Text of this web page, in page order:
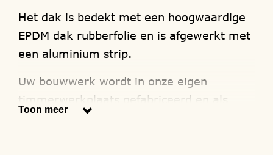
Het dak is bedekt met een hoogwaardige
EPDM dak rubberfolie en is afgewerkt met
een aluminium strip.
Uw bouwwerk wordt in onze eigen
timmerwerkplaats gefabriceerd en als
totaal compleet prefab bouwpakket bij u
Toon meer